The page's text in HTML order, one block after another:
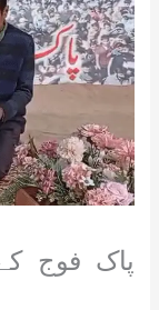
پاک فوج کے